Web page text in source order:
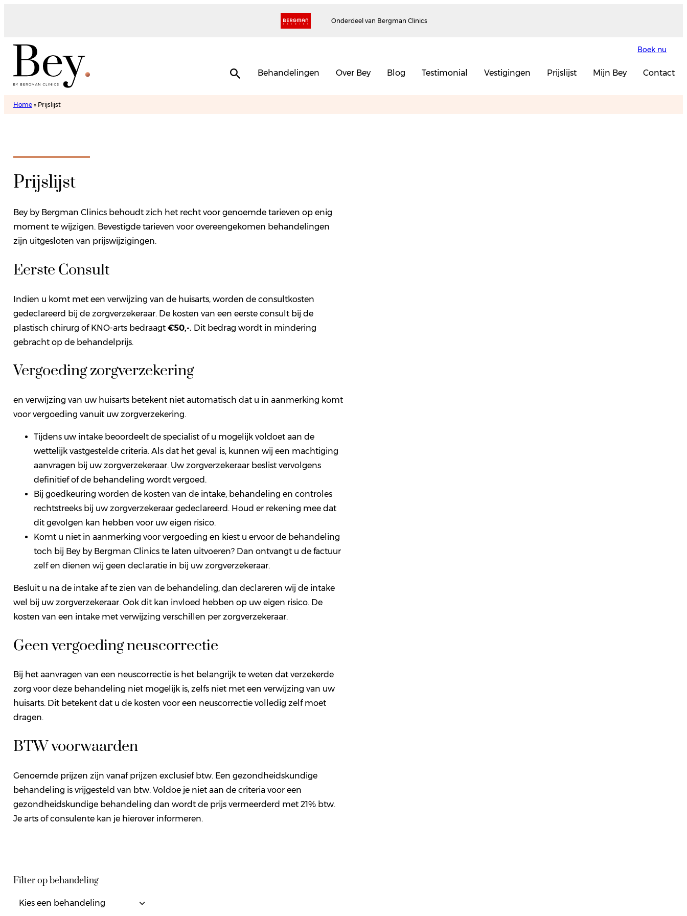
Onderdeel van Bergman Clinics
Boek nu
Behandelingen Over Bey Blog Testimonial Vestigingen Prijslijst Mijn Bey Contact
Home» Prijslijst
Prijslijst
Bey by Bergman Clinics behoudt zich het recht voor genoemde tarieven op enig
moment te wijzigen. Bevestigde tarieven voor overeengekomen behandelingen
zijn uitgesloten van prijswijzigingen.
Eerste Consult
Indien u komt met een verwijzing van de huisarts, worden de consultkosten
gedeclareerd bij de zorgverzekeraar. De kosten van een eerste consult bij de
plastisch chirurg of KNO-arts bedraagt€50,-. Dit bedrag wordt in mindering
gebracht op de behandelprijs.
Vergoeding zorgverzekering
en verwijzing van uw huisarts betekent niet automatisch dat u in aanmerking komt
voor vergoeding vanuit uw zorgverzekering.
Tijdens uw intake beoordeelt de specialist of u mogelijk voldoet aan de
wettelijk vastgestelde criteria. Als dat het geval is, kunnen wij een machtiging
aanvragen bij uw zorgverzekeraar. Uw zorgverzekeraar beslist vervolgens
definitief of de behandeling wordt vergoed.
Bij goedkeuring worden de kosten van de intake, behandeling en controles
rechtstreeks bij uw zorgverzekeraar gedeclareerd. Houd er rekening mee dat
dit gevolgen kan hebben voor uw eigen risico.
Komt u niet in aanmerking voor vergoeding en kiest u ervoor de behandeling
toch bij Bey by Bergman Clinics te laten uitvoeren? Dan ontvangt u de factuur
zelf en dienen wij geen declaratie in bij uw zorgverzekeraar.
Besluit u na de intake af te zien van de behandeling, dan declareren wij de intake
wel bij uw zorgverzekeraar. Ook dit kan invloed hebben op uw eigen risico. De
kosten van een intake met verwijzing verschillen per zorgverzekeraar.
Geen vergoeding neuscorrectie
Bij het aanvragen van een neuscorrectie is het belangrijk te weten dat verzekerde
zorg voor deze behandeling niet mogelijk is, zelfs niet met een verwijzing van uw
huisarts. Dit betekent dat u de kosten voor een neuscorrectie volledig zelf moet
dragen.
BTW voorwaarden
Genoemde prijzen zijn vanaf prijzen exclusief btw. Een gezondheidskundige
behandeling is vrijgesteld van btw. Voldoe je niet aan de criteria voor een
gezondheidskundige behandeling dan wordt de prijs vermeerderd met 21% btw.
Je arts of consulente kan je hierover informeren.
Filter op behandeling